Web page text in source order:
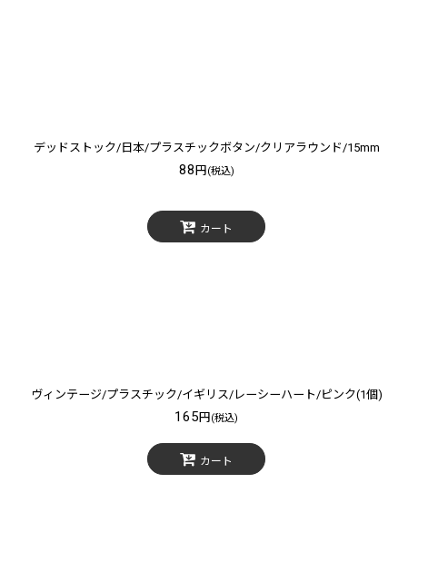
デッドストック/日本/プラスチックボタン/クリアラウンド/15mm
88 円 (税込)
カート
ヴィンテージ/プラスチック/イギリス/レーシーハート/ピンク(1個)
165円 (税込)
カート